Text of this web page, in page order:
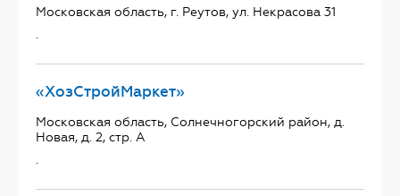
Московская область, г. Реутов, ул. Некрасова 31
.
«ХозСтройМаркет»
Московская область, Солнечногорский район, д.
Новая, д. 2, стр. А
.